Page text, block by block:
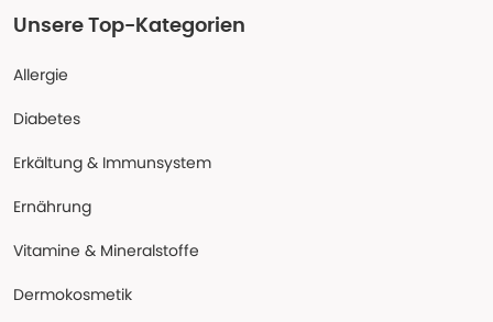
Unsere Top-Kategorien
Allergie
Diabetes
Erkältung & Immunsystem
Ernährung
Vitamine & Mineralstoffe
Dermokosmetik